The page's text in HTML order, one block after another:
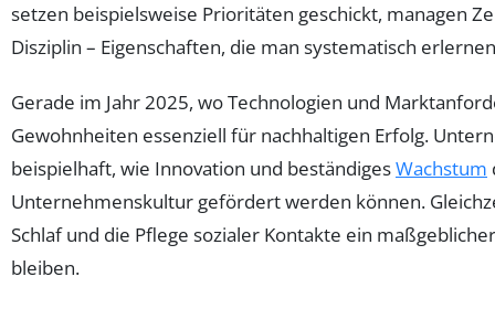
setzen beispielsweise Prioritäten geschickt, managen
Disziplin – Eigenschaften, die man systematisch
Gerade im Jahr 2025, wo Technologien und
Gewohnheiten essenziell für nachhaltigen Erfolg.
beispielhaft, wie Innovation und beständigesWachstum
Unternehmenskultur gefördert werden können.
Schlaf und die Pflege sozialer Kontakte ein
bleiben.